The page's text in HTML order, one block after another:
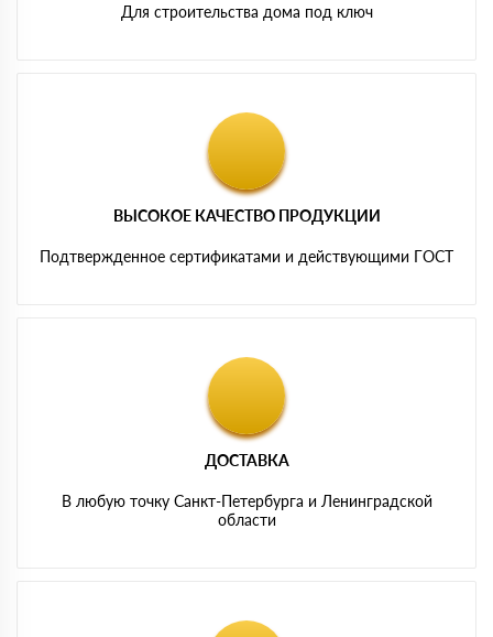
Для строительства дома под ключ
ВЫСОКОЕ КАЧЕСТВО ПРОДУКЦИИ
Подтвержденное сертификатами и действующими ГОСТ
ДОСТАВКА
В любую точку Санкт-Петербурга и Ленинградской
области